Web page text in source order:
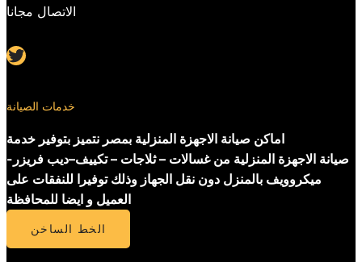
الاتصال مجانا
Twitter
خدمات الصيانة
اماكن صيانة الاجهزة المنزلية بمصر نتميز بتوفير خدمة
صيانة الاجهزة المنزلية من غسالات – ثلاجات – تكييف–ديب فريزر-
ميكروويف بالمنزل دون نقل الجهاز وذلك توفيرا للنفقات على
العميل و ايضا للمحافظة
الخط الساخن